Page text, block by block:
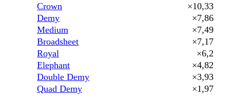
Crown
×10,33
Demy
×7,86
Medium
×7,49
Broadsheet
×7,17
Royal
×6,2
Elephant
×4,82
Double Demy
×3,93
Quad Demy
×1,97